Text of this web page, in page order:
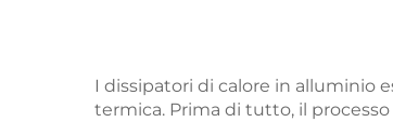
I dissipatori di calore in alluminio
termica. Prima di tutto, il